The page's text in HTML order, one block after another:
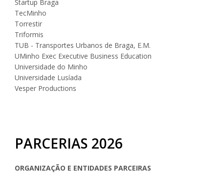
Startup Braga
TecMinho
Torrestir
Triformis
TUB - Transportes Urbanos de Braga, E.M.
UMinho Exec Executive Business Education
Universidade do Minho
Universidade Lusíada
Vesper Productions
PARCERIAS 2026
ORGANIZAÇÃO E ENTIDADES PARCEIRAS